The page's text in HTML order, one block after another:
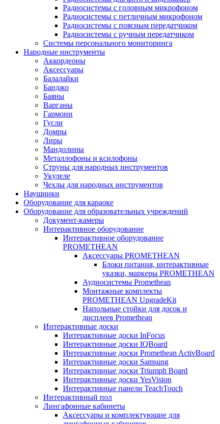
Радиосистемы с головным микрофоном
Радиосистемы с петличным микрофоном
Радиосистемы с поясным передатчиком
Радиосистемы с ручным передатчиком
Системы персонального мониторинга
Народные инструменты
Аккордеоны
Аксессуары
Балалайки
Банджо
Баяны
Варганы
Гармони
Гусли
Домры
Лиры
Мандолины
Металлофоны и ксилофоны
Струны для народных инструментов
Укулеле
Чехлы для народных инструментов
Наушники
Оборудование для караоке
Оборудование для образовательных учреждений
Документ-камеры
Интерактивное оборудование
Интерактивное оборудование
PROMETHEAN
Аксессуары PROMETHEAN
Блоки питания, интерактивные
указки, маркеры PROMETHEAN
Аудиосистемы Promethean
Монтажные комплекты
PROMETHEAN UpgradeKit
Напольные стойки для досок и
дисплеев Promethean
Интерактивные доски
Интерактивные доски InFocus
Интерактивные доски IQBoard
Интерактивные доски Promethean ActivBoard
Интерактивные доски Samsung
Интерактивные доски Triumph Board
Интерактивные доски YesVision
Интерактивные панели TeachTouch
Интерактивный пол
Лингафонные кабинеты
Аксессуары и комплектующие для